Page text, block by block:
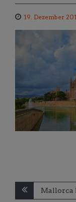
19. Dezember
Mallorca